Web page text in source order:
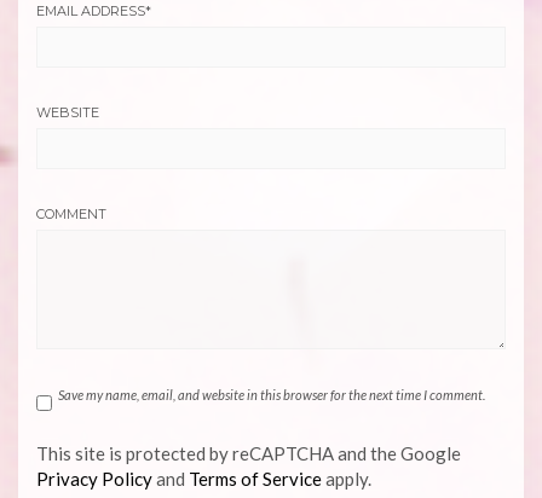
EMAIL ADDRESS*
WEBSITE
COMMENT
Save my name, email, and website in this browser for the next time I comment.
This site is protected by reCAPTCHA and the Google
Privacy Policyand Terms of Serviceapply.